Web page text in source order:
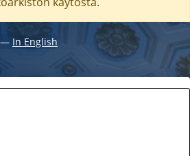
― In English